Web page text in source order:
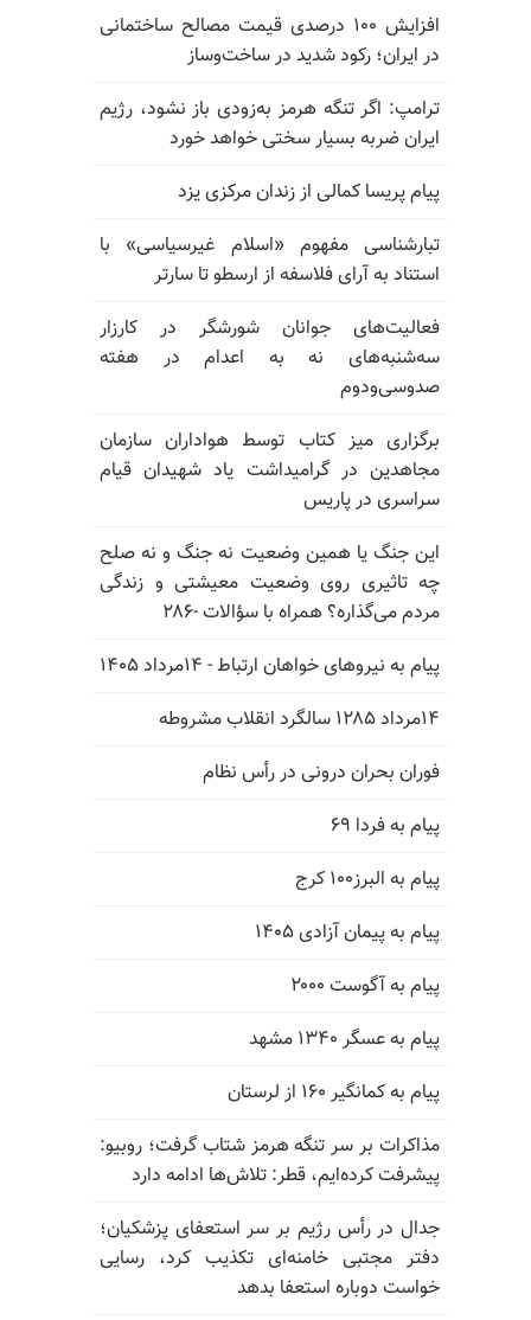
افزایش ۱۰۰ درصدی قیمت مصالح ساختمانی
در ایران؛ رکود شدید در ساخت‌وساز
ترامپ: اگر تنگه هرمز به‌زودی باز نشود، رژیم
ایران ضربه بسیار سختی خواهد خورد
پیام پریسا کمالی از زندان مرکزی یزد
تبارشناسی مفهوم «اسلام غیرسیاسی» با
استناد به آرای فلاسفه از ارسطو تا سارتر
فعالیت‌های جوانان شورشگر در کارزار
سه‌شنبه‌های نه به اعدام در هفته
صدوسی‌و‌دوم
برگزاری میز کتاب توسط هواداران سازمان
مجاهدین در گرامیداشت یاد شهیدان قیام
سراسری در پاریس
این جنگ یا همین وضعیت نه جنگ و نه صلح
چه تاثیری روی وضعیت معیشتی و زندگی
مردم می‌گذاره؟ همراه با سؤالات -۲۸۶
پیام به نیروهای خواهان ارتباط - ۱۴مرداد ۱۴۰۵
۱۴مرداد ۱۲۸۵ سالگرد انقلاب مشروطه
فوران بحران درونی در رأس نظام
پیام به فردا ۶۹
پیام به البرز۱۰۰ کرج
پیام به پیمان آزادی ۱۴۰۵
پیام به آگوست ۲۰۰۰
پیام به عسگر ۱۳۴۰ مشهد
پیام به کمانگیر ۱۶۰ از لرستان
مذاکرات بر سر تنگه هرمز شتاب گرفت؛ روبیو:
پیشرفت کرده‌ایم، قطر: تلاش‌ها ادامه دارد
جدال در رأس رژیم بر سر استعفای پزشکیان؛
دفتر مجتبی خامنه‌ای تکذیب کرد، رسایی
خواست دوباره استعفا بدهد